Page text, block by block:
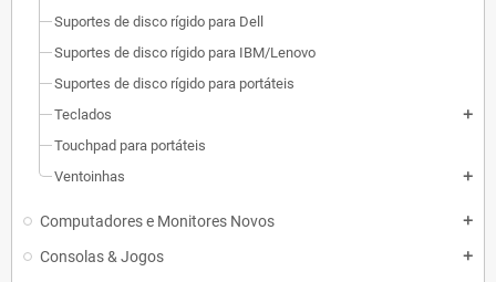
Suportes de disco rígido para Dell
Suportes de disco rígido para IBM/Lenovo
Suportes de disco rígido para portáteis
Teclados
add
Touchpad para portáteis
Ventoinhas
add
Computadores e Monitores Novos add
Consolas & Jogos add